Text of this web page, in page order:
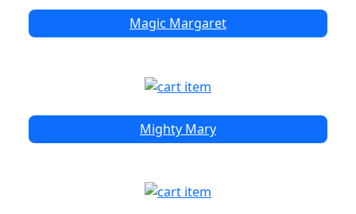
Magic Margaret
Mighty Mary